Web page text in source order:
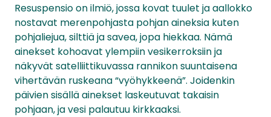
Resuspensio on ilmiö, jossa kovat tuulet ja aallokko
nostavat merenpohjasta pohjan aineksia kuten
pohjaliejua, silttiä ja savea, jopa hiekkaa. Nämä
ainekset kohoavat ylempiin vesikerroksiin ja
näkyvät satelliittikuvassa rannikon suuntaisena
vihertävän ruskeana “vyöhykkeenä”. Joidenkin
päivien sisällä ainekset laskeutuvat takaisin
pohjaan, ja vesi palautuu kirkkaaksi.